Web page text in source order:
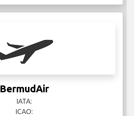
BermudAir
IATA:
ICAO: